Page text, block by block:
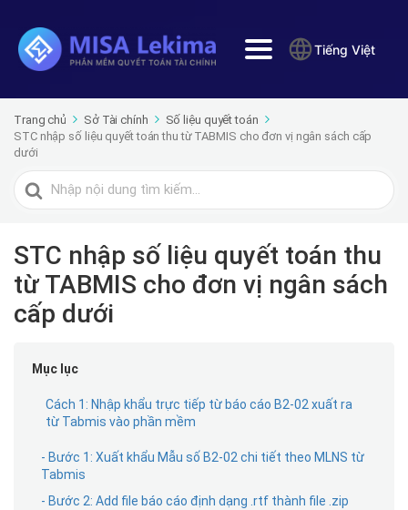
Tiếng Việt
Trang chủ Sở Tài chính
Số liệu quyết toán
STC nhập số liệu quyết toán thu từ TABMIS cho đơn vị ngân sách cấp
dưới
Tìm
kiếm
STC nhập số liệu quyết toán thu
từ TABMIS cho đơn vị ngân sách
cấp dưới
Mục lục
Cách 1: Nhập khẩu trực tiếp từ báo cáo B2-02 xuất ra
từ Tabmis vào phần mềm
- Bước 1: Xuất khẩu Mẫu số B2-02 chi tiết theo MLNS từ
Tabmis
- Bước 2: Add file báo cáo định dạng .rtf thành file .zip